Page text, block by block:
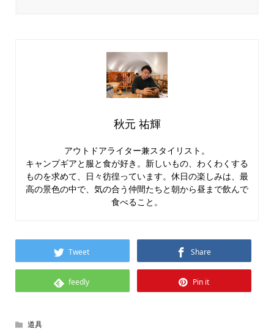
秋元 祐輝
アウトドアライター兼スタイリスト。
キャンプギアと服と食が好き。新しいもの、わくわくする
ものを求めて、日々彷徨っています。休日の楽しみは、最
高の景色の中で、気の合う仲間たちと朝から昼まで飲んで
食べること。
Tweet Share
feedly Pin it
道具